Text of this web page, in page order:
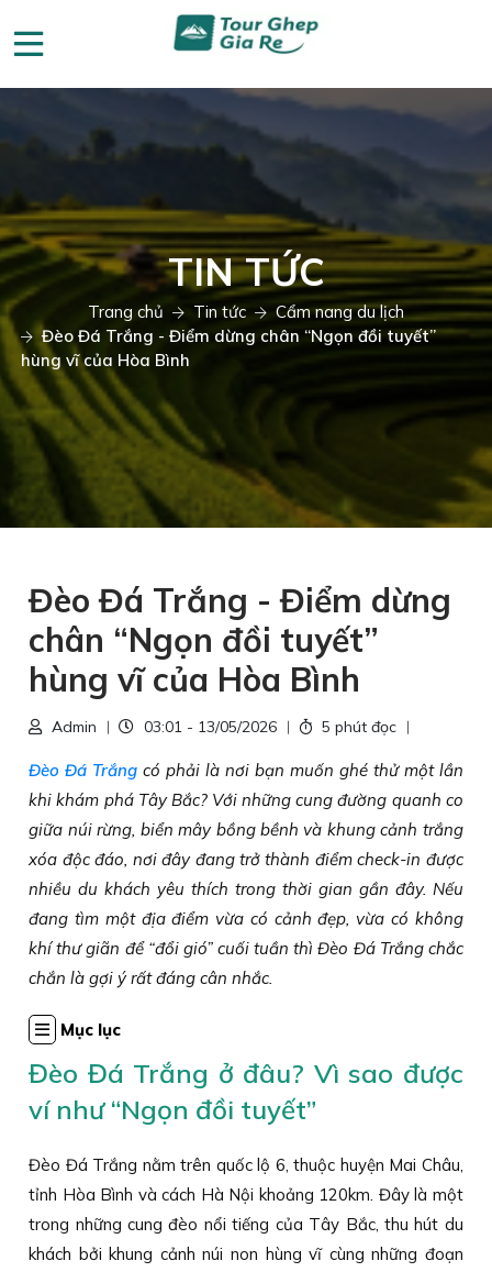
TIN TỨC
Trang chủ Tin tức
Cẩm nang du lịch
Đèo Đá Trắng - Điểm dừng chân “Ngọn đồi tuyết”
hùng vĩ của Hòa Bình
Đèo Đá Trắng - Điểm dừng
chân “Ngọn đồi tuyết”
hùng vĩ của Hòa Bình
Admin 03:01 - 13/05/2026 5 phút đọc
Đèo Đá Trắng có phải là nơi bạn muốn ghé thử một lần
khi khám phá Tây Bắc? Với những cung đường quanh co
giữa núi rừng, biển mây bồng bềnh và khung cảnh trắng
xóa độc đáo, nơi đây đang trở thành điểm check-in được
nhiều du khách yêu thích trong thời gian gần đây. Nếu
đang tìm một địa điểm vừa có cảnh đẹp, vừa có không
khí thư giãn để “đổi gió” cuối tuần thì Đèo Đá Trắng chắc
chắn là gợi ý rất đáng cân nhắc.
Mục lục
Đèo Đá Trắng ở đâu? Vì sao được
ví như “Ngọn đồi tuyết”
Đèo Đá Trắng nằm trên quốc lộ 6, thuộc huyện Mai Châu,
tỉnh Hòa Bình và cách Hà Nội khoảng 120km. Đây là một
trong những cung đèo nổi tiếng của Tây Bắc, thu hút du
khách bởi khung cảnh núi non hùng vĩ cùng những đoạn